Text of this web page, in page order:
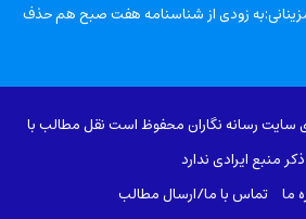
زودی از شناسنامه هفت صبح هم حذف
سایت رسانه نگاران محفوظ است نقل مطالب با
ذکر منبع ایرادی ندارد
ما تماس با ما/ارسال مطالب